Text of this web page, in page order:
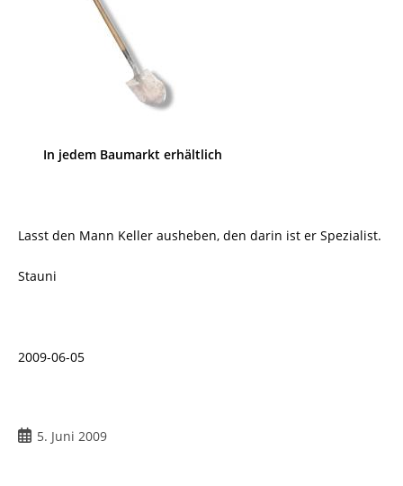
In jedem Baumarkt erhältlich
Lasst den Mann Keller ausheben, den darin ist er Spezialist.
Stauni
2009-06-05
Beitrag5. Juni 2009